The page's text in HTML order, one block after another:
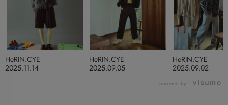
2025.11.14
HeRIN.CYE
2025.09.05
HeRIN.CYE
2025.09.02
HeRIN.CYE
powered by